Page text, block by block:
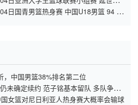
日国青男篮热身赛 中国U18男篮 94 -
，中国男篮38%排名第二位
未确定续约 范子铭基本留队 多队争抢
女篮对尼日利亚人热身赛大概率会输球